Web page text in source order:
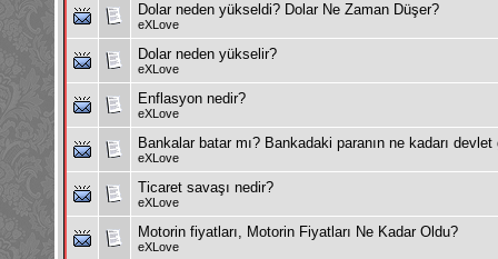
Dolar neden yükseldi? Dolar Ne Zaman Düşer?
eXLove
Dolar neden yükselir?
eXLove
Enflasyon nedir?
eXLove
Bankalar batar mı? Bankadaki paranın ne kadarı
eXLove
Ticaret savaşı nedir?
eXLove
Motorin fiyatları, Motorin Fiyatları Ne Kadar Oldu?
eXLove